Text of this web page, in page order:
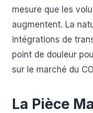
mesure que les
augmentent. La
intégrations de
point de douleur
sur le marché du
La Pièce